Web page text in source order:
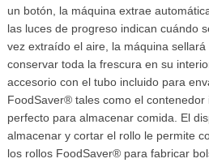
un botón, la máquina extrae
las luces de progreso indican cuándo
vez extraído el aire, la máquina
conservar toda la frescura en su
accesorio con el tubo incluido para
FoodSaver® tales como el contenedor
perfecto para almacenar comida. El
almacenar y cortar el rollo le permite
los rollos FoodSaver® para fabricar